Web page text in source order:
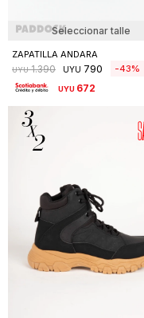
Seleccionar talle
ZAPATILLA ANDARA
UYU 1.390 UYU 790 43
UYU 672